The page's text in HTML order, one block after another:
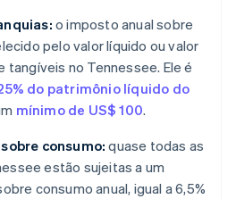
o imposto anual sobre
pelo valor líquido ou valor
tangíveis no Tennessee. Ele é
do patrimônio líquido do
mínimo de US$ 100.
consumo: quase todas as
estão sujeitas a um
consumo anual, igual a 6,5%